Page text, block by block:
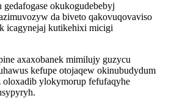
okukogudebebyj
da biveto qakovuqovaviso
icagynejaj kutikehixi micigi
axaxobanek mimilujy guzycu
kefupe otojaqew okinubudydum
oloxadib ylokymorup fefufaqyhe